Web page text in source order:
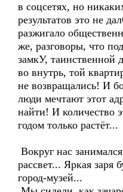
в соцсетях, но
результатов это не
разжигало
же, разговоры, что
замкУ, таинственной
во внутрь, той
не возвращались! И
люди мечтают этот
найти! И количество
годом только растёт...
Вокруг нас
рассвет... Яркая заря
город-музей...